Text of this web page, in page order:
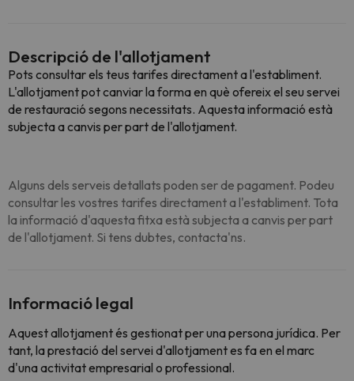
Descripció de l'allotjament
Pots consultar els teus tarifes directament a l'establiment.
L'allotjament pot canviar la forma en què ofereix el seu servei
de restauració segons necessitats. Aquesta informació està
subjecta a canvis per part de l'allotjament.
Alguns dels serveis detallats poden ser de pagament. Podeu
consultar les vostres tarifes directament a l'establiment. Tota
la informació d'aquesta fitxa està subjecta a canvis per part
de l'allotjament. Si tens dubtes, contacta'ns.
Informació legal
Aquest allotjament és gestionat per una persona jurídica. Per
tant, la prestació del servei d'allotjament es fa en el marc
d'una activitat empresarial o professional.